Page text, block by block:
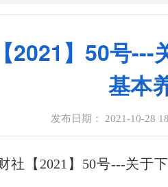
2021】50号---
基本
发布日期： 2021-10-28
社【2021】50号---关于